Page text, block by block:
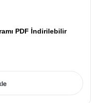
PDF İndirilebilir